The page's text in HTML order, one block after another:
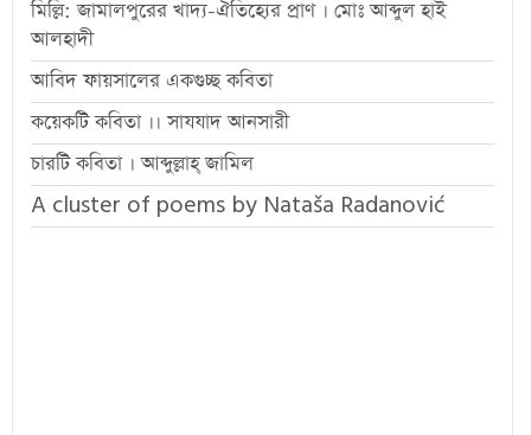
মিল্লি: জামালপুরের খাদ্য-ঐতিহ্যের প্রাণ । মোঃ আব্দুল হাই
আলহাদী
আবিদ ফায়সালের একগুচ্ছ কবিতা
কয়েকটি কবিতা ।। সাযযাদ আনসারী
চারটি কবিতা । আব্দুল্লাহ্ জামিল
A cluster of poems by Nataša Radanović